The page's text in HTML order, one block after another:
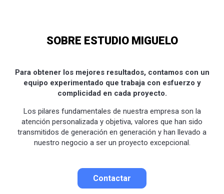
SOBRE ESTUDIO MIGUELO
Para obtener los mejores resultados, contamos con un
equipo experimentado que trabaja con esfuerzo y
complicidad en cada proyecto.
Los pilares fundamentales de nuestra empresa son la
atención personalizada y objetiva, valores que han sido
transmitidos de generación en generación y han llevado a
nuestro negocio a ser un proyecto excepcional.
Contactar